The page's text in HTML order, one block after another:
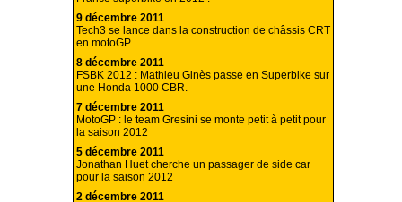
9 décembre 2011
Tech3 se lance dans la construction de châssis CRT
en motoGP
8 décembre 2011
FSBK 2012 : Mathieu Ginès passe en Superbike sur
une Honda 1000 CBR.
7 décembre 2011
MotoGP : le team Gresini se monte petit à petit pour
la saison 2012
5 décembre 2011
Jonathan Huet cherche un passager de side car
pour la saison 2012
2 décembre 2011